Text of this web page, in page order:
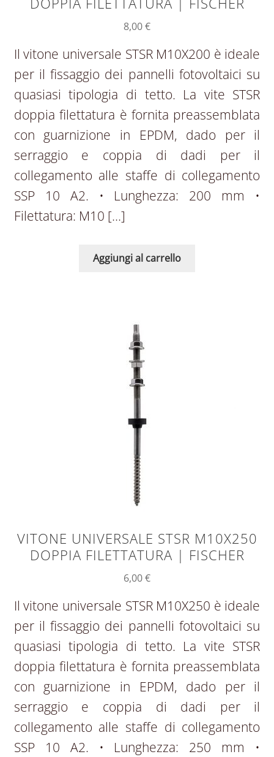
8,00€
Il vitone universale STSR M10X200 è ideale
per il fissaggio dei pannelli fotovoltaici su
quasiasi tipologia di tetto. La vite STSR
doppia filettatura è fornita preassemblata
con guarnizione in EPDM, dado per il
serraggio e coppia di dadi per il
collegamento alle staffe di collegamento
SSP 10 A2. • Lunghezza: 200 mm •
Filettatura: M10 […]
Aggiungi al carrello
VITONE UNIVERSALE STSR M10X250
DOPPIA FILETTATURA | FISCHER
6,00€
Il vitone universale STSR M10X250 è ideale
per il fissaggio dei pannelli fotovoltaici su
quasiasi tipologia di tetto. La vite STSR
doppia filettatura è fornita preassemblata
con guarnizione in EPDM, dado per il
serraggio e coppia di dadi per il
collegamento alle staffe di collegamento
SSP 10 A2. • Lunghezza: 250 mm •